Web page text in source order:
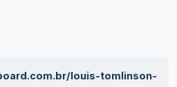
louis-tomlinson-